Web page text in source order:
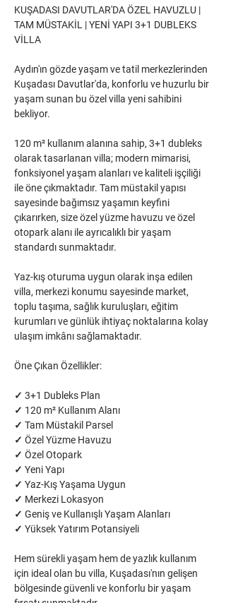
KUŞADASI DAVUTLAR'DA ÖZEL HAVUZLU |
TAM MÜSTAKİL | YENİ YAPI 3+1 DUBLEKS
VİLLA
Aydın'ın gözde yaşam ve tatil merkezlerinden
Kuşadası Davutlar'da, konforlu ve huzurlu bir
yaşam sunan bu özel villa yeni sahibini
bekliyor.
120 m² kullanım alanına sahip, 3+1 dubleks
olarak tasarlanan villa; modern mimarisi,
fonksiyonel yaşam alanları ve kaliteli işçiliği
ile öne çıkmaktadır. Tam müstakil yapısı
sayesinde bağımsız yaşamın keyfini
çıkarırken, size özel yüzme havuzu ve özel
otopark alanı ile ayrıcalıklı bir yaşam
standardı sunmaktadır.
Yaz-kış oturuma uygun olarak inşa edilen
villa, merkezi konumu sayesinde market,
toplu taşıma, sağlık kuruluşları, eğitim
kurumları ve günlük ihtiyaç noktalarına kolay
ulaşım imkânı sağlamaktadır.
Öne Çıkan Özellikler:
✓ 3+1 Dubleks Plan
✓ 120 m² Kullanım Alanı
✓ Tam Müstakil Parsel
✓ Özel Yüzme Havuzu
✓ Özel Otopark
✓ Yeni Yapı
✓ Yaz-Kış Yaşama Uygun
✓ Merkezi Lokasyon
✓ Geniş ve Kullanışlı Yaşam Alanları
✓ Yüksek Yatırım Potansiyeli
Hem sürekli yaşam hem de yazlık kullanım
için ideal olan bu villa, Kuşadası'nın gelişen
bölgesinde güvenli ve konforlu bir yaşam